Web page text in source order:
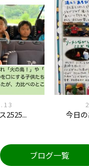
2525... 今日
ブログ一覧